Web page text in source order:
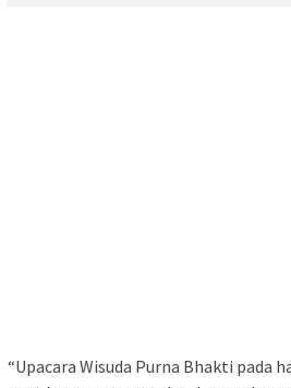
“Upacara Wisuda Purna Bhakti pada